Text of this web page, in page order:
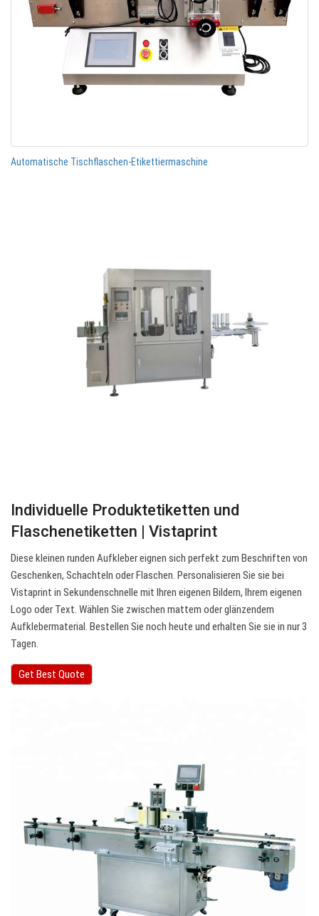
Automatische Tischflaschen-Etikettiermaschine
Individuelle Produktetiketten und
Flaschenetiketten | Vistaprint
Diese kleinen runden Aufkleber eignen sich perfekt zum Beschriften von
Geschenken, Schachteln oder Flaschen. Personalisieren Sie sie bei
Vistaprint in Sekundenschnelle mit Ihren eigenen Bildern, Ihrem eigenen
Logo oder Text. Wählen Sie zwischen mattem oder glänzendem
Aufklebermaterial. Bestellen Sie noch heute und erhalten Sie sie in nur 3
Tagen.
Get Best Quote